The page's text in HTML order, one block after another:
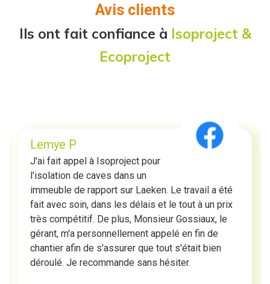
Avis clients
Ils ont fait confiance à Isoproject &
Ecoproject
Lemye P
J'ai fait appel à Isoproject pour
l'isolation de caves dans un
immeuble de rapport sur Laeken. Le travail a été
fait avec soin, dans les délais et le tout à un prix
très compétitif. De plus, Monsieur Gossiaux, le
gérant, m'a personnellement appelé en fin de
chantier afin de s'assurer que tout s'était bien
déroulé. Je recommande sans hésiter.